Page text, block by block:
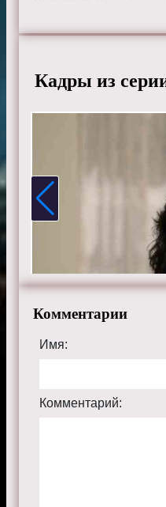
Лана Паррия, Джошуа
Бэйли, Меган Ори,
Майкл Реймонд-Джеймс,
Габриэль Анвар,
Смотрите онлайн 2
» бесплатно в
телефоне, планшете, пк
onceupon-a-time.ru.
Кадры из
Комментарии
Имя:
Комментарий: